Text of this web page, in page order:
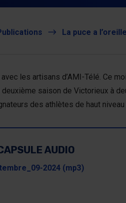
La puce a l’oreille
les artisans d’AMI-Télé. Ce
saison de Victorieux à
des athlètes de haut niveau
AUDIO
2024 (mp3)